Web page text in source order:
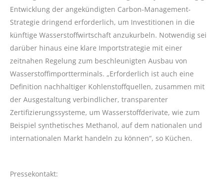
Entwicklung der angekündigten Carbon-Management-
Strategie dringend erforderlich, um Investitionen in die
künftige Wasserstoffwirtschaft anzukurbeln. Notwendig sei
darüber hinaus eine klare Importstrategie mit einer
zeitnahen Regelung zum beschleunigten Ausbau von
Wasserstoffimportterminals. „Erforderlich ist auch eine
Definition nachhaltiger Kohlenstoffquellen, zusammen mit
der Ausgestaltung verbindlicher, transparenter
Zertifizierungssysteme, um Wasserstoffderivate, wie zum
Beispiel synthetisches Methanol, auf dem nationalen und
internationalen Markt handeln zu können“, so Küchen.
Pressekontakt: